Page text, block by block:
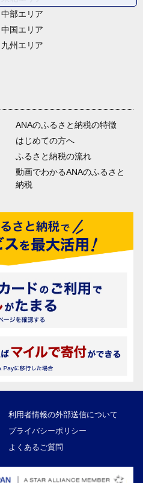
中部エリア
中国エリア
九州エリア
ANAのふるさと納税の特徴
はじめての方へ
ふるさと納税の流れ
動画でわかるANAのふるさと
納税
利用者情報の外部送信について
プライバシーポリシー
よくあるご質問